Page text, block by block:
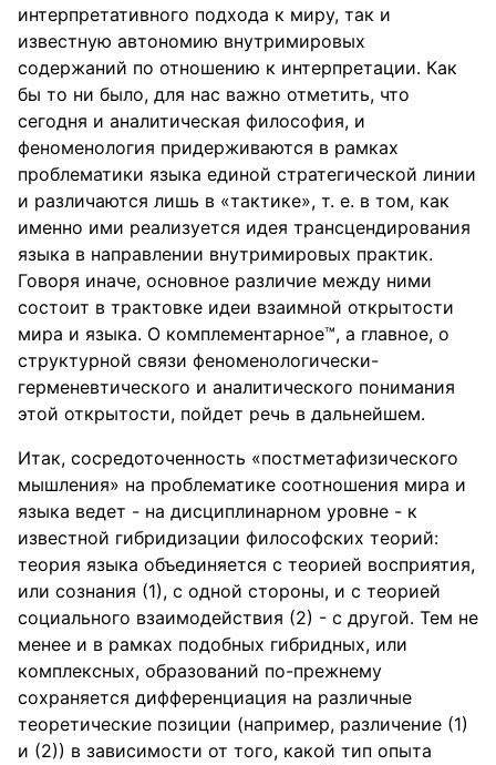
интерпретативного подхода к миру, так и
известную автономию внутримировых
содержаний по отношению к интерпретации. Как
бы то ни было, для нас важно отметить, что
сегодня и аналитическая философия, и
феноменология придерживаются в рамках
проблематики языка единой стратегической линии
и различаются лишь в «тактике», т. е. в том, как
именно ими реализуется идея трансцендирования
языка в направлении внутримировых практик.
Говоря иначе, основное различие между ними
состоит в трактовке идеи взаимной открытости
мира и языка. О комплементарное™, а главное, о
структурной связи феноменологически-
герменевтического и аналитического понимания
этой открытости, пойдет речь в дальнейшем.
Итак, сосредоточенность «постметафизического
мышления» на проблематике соотношения мира и
языка ведет - на дисциплинарном уровне - к
известной гибридизации философских теорий:
теория языка объединяется с теорией восприятия,
или сознания (1), с одной стороны, и с теорией
социального взаимодействия (2) - с другой. Тем не
менее и в рамках подобных гибридных, или
комплексных, образований по-прежнему
сохраняется дифференциация на различные
теоретические позиции (например, различение (1)
и (2)) в зависимости от того, какой тип опыта